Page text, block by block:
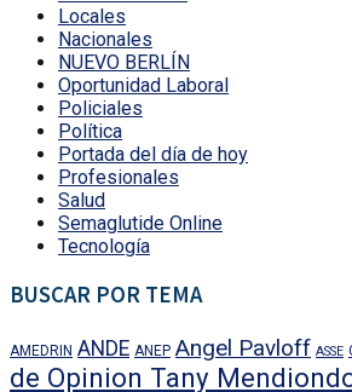
Locales
Nacionales
NUEVO BERLÍN
Oportunidad Laboral
Policiales
Política
Portada del día de hoy
Profesionales
Salud
Semaglutide Online
Tecnología
BUSCAR POR TEMA
AMEDRIN ANDE ANEP Angel Pavloff ASSE
de Opinion Tany